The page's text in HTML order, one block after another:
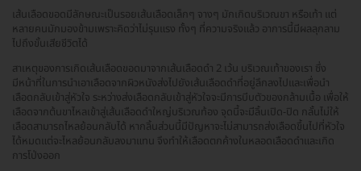
เส้นเลือดขอดมีลักษณะเป็นรอยเส้นเลือดเล็กๆ จางๆ มักเกิดบริเวณขา หรือเท้า แต่
หลายคนมักมองข้ามเพราะคิดว่าไม่รุนแรง ทั้งๆ ที่ความจริงแล้ว อาการนี้มีผลลุกลาม
ไปถึงขั้นเสียชีวิตได้
สาเหตุของการเกิดเส้นเลือดขอดมาจากเส้นเลือดดำ 2 เว้น บริเวณเท้าของเรา ซึ่ง
มีหน้าที่ในการนำเอาเลือดจากผิวหนังส่งไปยังเส้นเลือดดำที่อยู่ลึกลงไปและเพื่อนำ
เลือดกลับเข้าสู่หัวใจ ระหว่างส่งเลือดกลับเข้าสู่หัวใจจะมีการบีบตัวของกล้ามเนื้อ เพื่อให้
เลือดจากต้นขาไหลเข้าสู่เส้นเลือดดำใหญ่บริเวณท้อง จุดนี้จะมีลิ้นเปิด-ปิด กลั้นไม่ให้
เลือดสามารถไหลย้อนกลับได้ หากลิ้นส่วนนี้มีปัญหาจะไม่สามารถส่งเลือดขึ้นไปที่หัวใจ
ได้หมดแต่จะไหลย้อนกลับลงมาแทน จึงทำให้เลือดตกค้างในหลอดเลือดดำและเกิด
การโป่งออก